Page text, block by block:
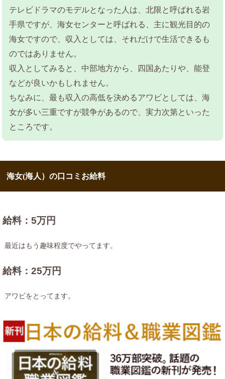
テレビドラマのモデルとなった人は、北限と呼ばれる岩
手県ですが、海女センターと呼ばれる、主に観光目的の
海女ですので、収入としては、それだけで生活できるも
のではありません。
収入としてみると、中部地方から、四国あたりや、能登
などが良いかもしれません。
ちなみに、最も収入の高低を決めるアワビとしては、海
女が多い三重ですが競争があるので、実力次第といった
ところです。
海女(海人）の口コミお給料
給料：5万円
最近はもう趣味程度でやってます。
給料：25万円
アワビをとってます。